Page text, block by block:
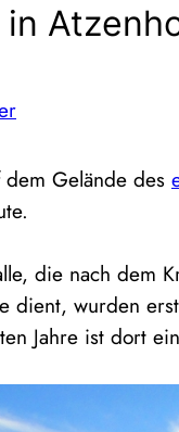
Gelände des
die nach dem
dient, wurden
Jahre ist dort